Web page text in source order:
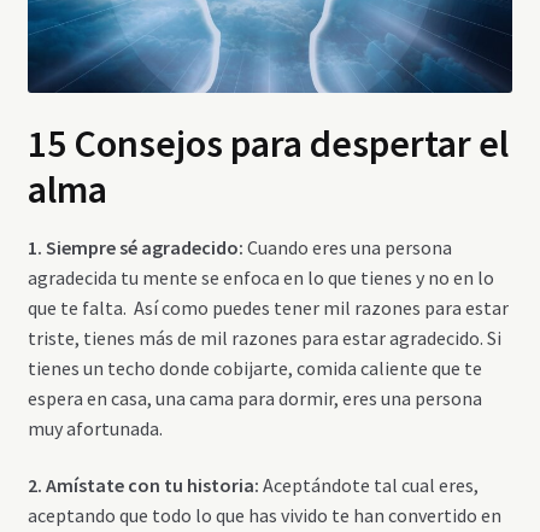
15 Consejos para despertar el
alma
1. Siempre sé agradecido: Cuando eres una persona
agradecida tu mente se enfoca en lo que tienes y no en lo
que te falta. Así como puedes tener mil razones para estar
triste, tienes más de mil razones para estar agradecido. Si
tienes un techo donde cobijarte, comida caliente que te
espera en casa, una cama para dormir, eres una persona
muy afortunada.
2. Amístate con tu historia: Aceptándote tal cual eres,
aceptando que todo lo que has vivido te han convertido en